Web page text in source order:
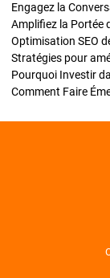
Engagez la
Amplifiez la Portée